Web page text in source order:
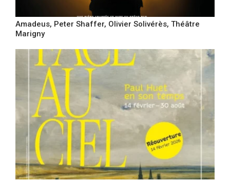
Amadeus, Peter Shaffer, Olivier Solivérès, Théâtre
Marigny